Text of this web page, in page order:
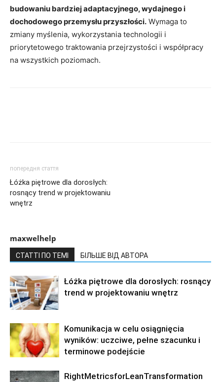
budowaniu bardziej adaptacyjnego, wydajnego i
dochodowego przemysłu przyszłości. Wymaga to
zmiany myślenia, wykorzystania technologii i
priorytetowego traktowania przejrzystości i współpracy
na wszystkich poziomach.
попередня стаття
Łóżka piętrowe dla dorosłych:
rosnący trend w projektowaniu
wnętrz
maxwelhelp
СТАТТІ ПО ТЕМІ БІЛЬШЕ ВІД АВТОРА
Łóżka piętrowe dla dorosłych: rosnący
trend w projektowaniu wnętrz
Komunikacja w celu osiągnięcia
wyników: uczciwe, pełne szacunku i
terminowe podejście
RightMetricsforLeanTransformation